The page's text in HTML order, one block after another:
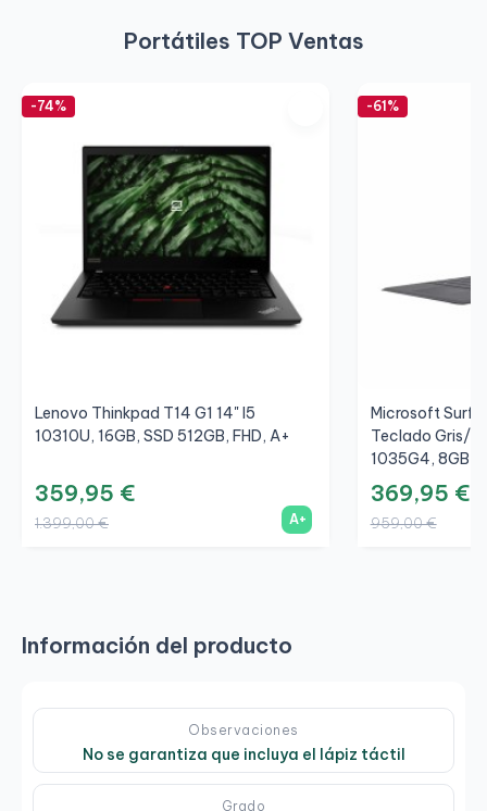
Portátiles TOP Ventas
-74%
Lenovo Thinkpad T14 G1 14" I5
10310U, 16GB, SSD 512GB, FHD, A+
359,95 €
1.399,00 € A+
-61%
Microsoft
Teclado Gris/
1035G4, 8GB,
369,95 €
959,00 €
Información del producto
Observaciones
No se garantiza que incluya el lápiz táctil
Grado